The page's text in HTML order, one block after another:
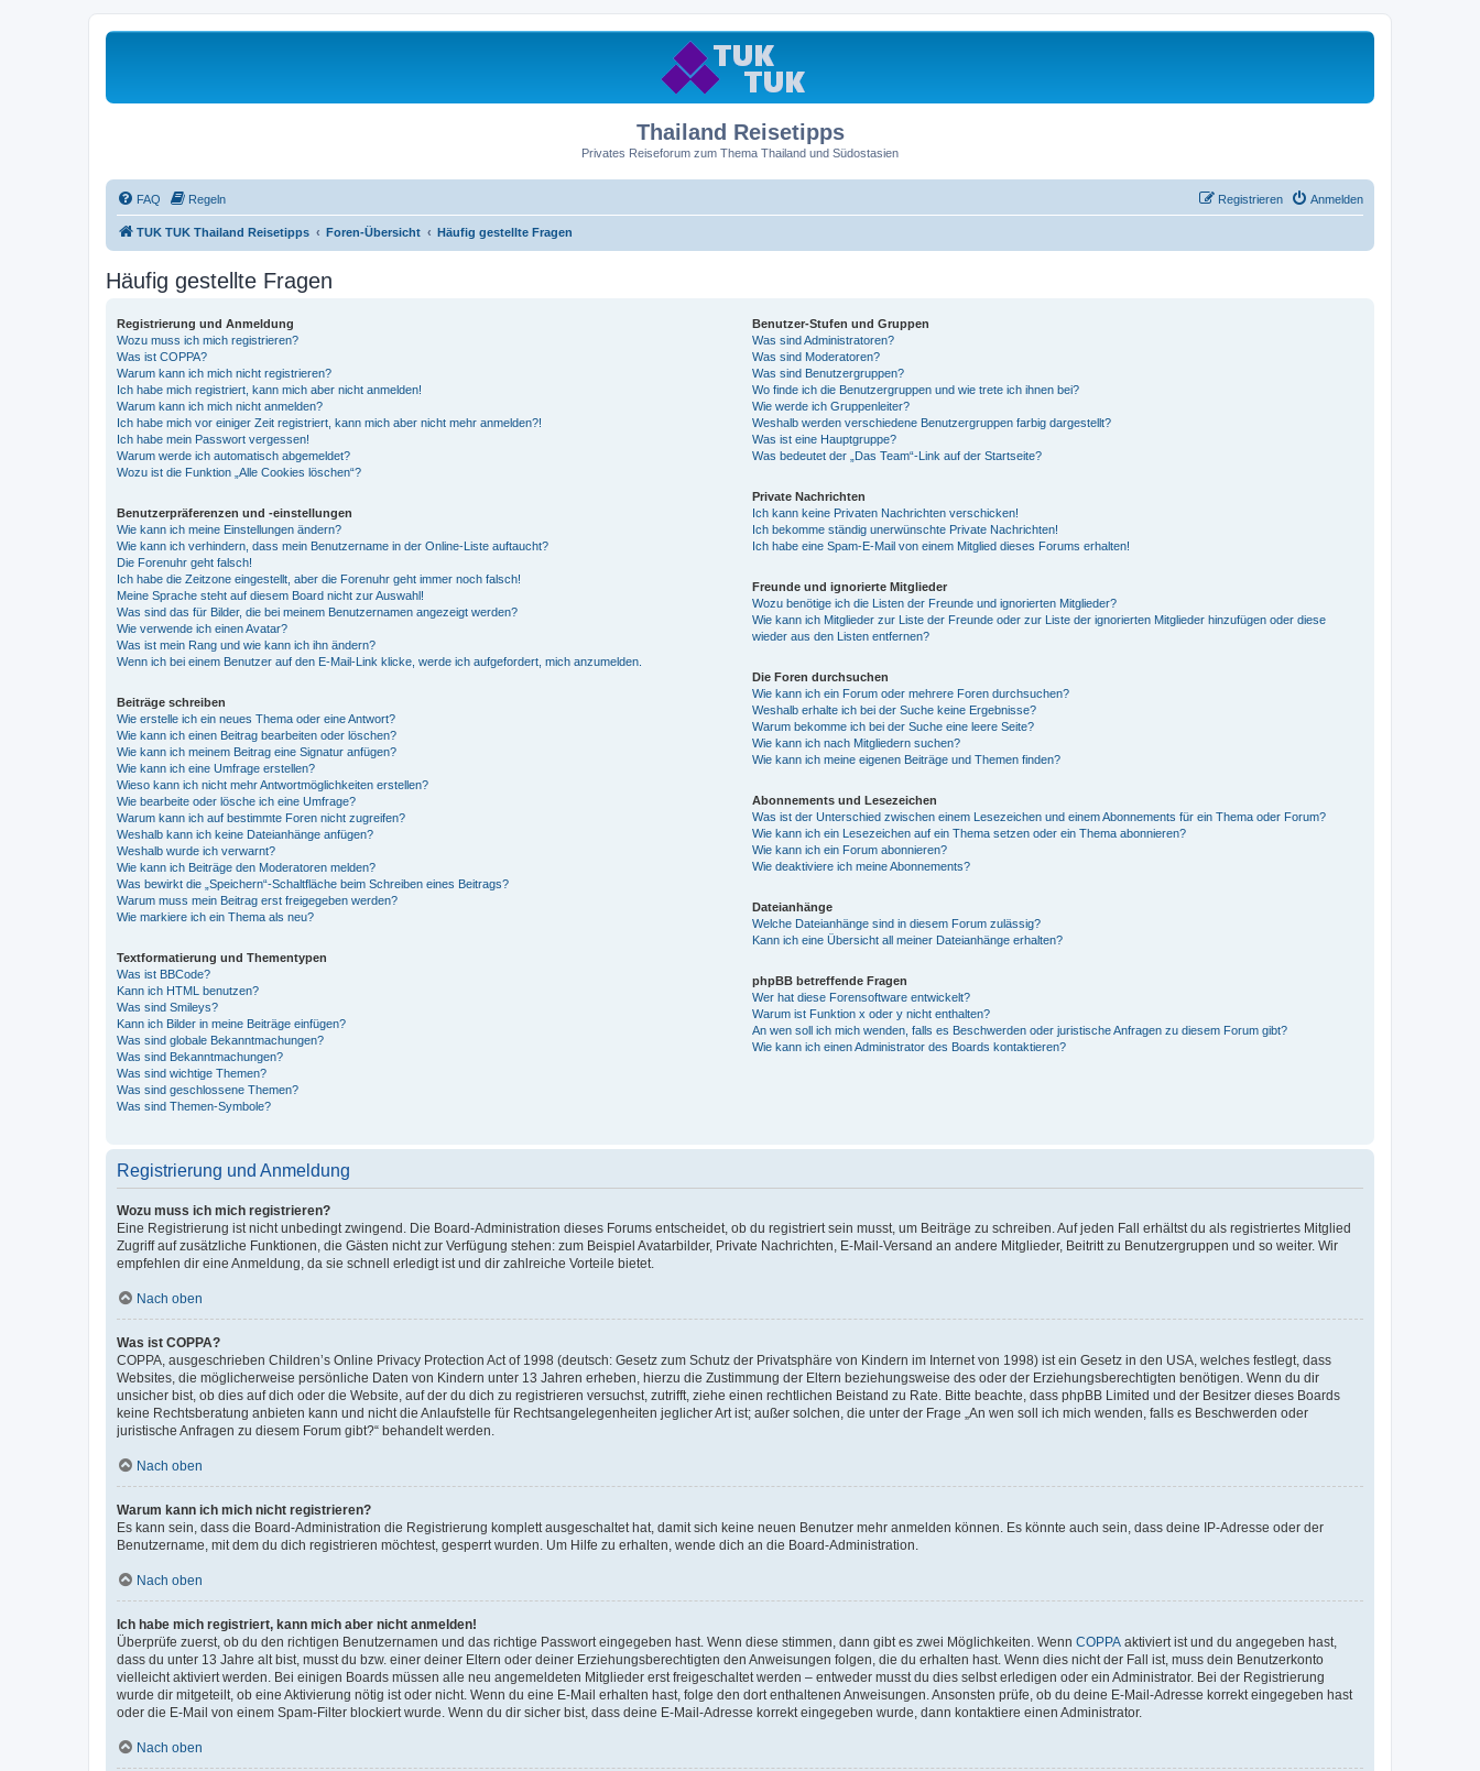
Thailand Reisetipps
Privates Reiseforum zum Thema Thailand und Südostasien
FAQ Regeln Anmelden
Registrieren
TUK TUK Thailand Reisetipps Foren-Übersicht Häufig gestellte Fragen
Häufig gestellte Fragen
Registrierung und Anmeldung
Wozu muss ich mich registrieren?
Was ist COPPA?
Warum kann ich mich nicht registrieren?
Ich habe mich registriert, kann mich aber nicht anmelden!
Warum kann ich mich nicht anmelden?
Ich habe mich vor einiger Zeit registriert, kann mich aber nicht mehr anmelden?!
Ich habe mein Passwort vergessen!
Warum werde ich automatisch abgemeldet?
Wozu ist die Funktion „Alle Cookies löschen“?
Benutzerpräferenzen und -einstellungen
Wie kann ich meine Einstellungen ändern?
Wie kann ich verhindern, dass mein Benutzername in der Online-Liste auftaucht?
Die Forenuhr geht falsch!
Ich habe die Zeitzone eingestellt, aber die Forenuhr geht immer noch falsch!
Meine Sprache steht auf diesem Board nicht zur Auswahl!
Was sind das für Bilder, die bei meinem Benutzernamen angezeigt werden?
Wie verwende ich einen Avatar?
Was ist mein Rang und wie kann ich ihn ändern?
Wenn ich bei einem Benutzer auf den E-Mail-Link klicke, werde ich aufgefordert, mich anzumelden.
Beiträge schreiben
Wie erstelle ich ein neues Thema oder eine Antwort?
Wie kann ich einen Beitrag bearbeiten oder löschen?
Wie kann ich meinem Beitrag eine Signatur anfügen?
Wie kann ich eine Umfrage erstellen?
Wieso kann ich nicht mehr Antwortmöglichkeiten erstellen?
Wie bearbeite oder lösche ich eine Umfrage?
Warum kann ich auf bestimmte Foren nicht zugreifen?
Weshalb kann ich keine Dateianhänge anfügen?
Weshalb wurde ich verwarnt?
Wie kann ich Beiträge den Moderatoren melden?
Was bewirkt die „Speichern“-Schaltfläche beim Schreiben eines Beitrags?
Warum muss mein Beitrag erst freigegeben werden?
Wie markiere ich ein Thema als neu?
Textformatierung und Thementypen
Was ist BBCode?
Kann ich HTML benutzen?
Was sind Smileys?
Kann ich Bilder in meine Beiträge einfügen?
Was sind globale Bekanntmachungen?
Was sind Bekanntmachungen?
Was sind wichtige Themen?
Was sind geschlossene Themen?
Was sind Themen-Symbole?
Benutzer-Stufen und Gruppen
Was sind Administratoren?
Was sind Moderatoren?
Was sind Benutzergruppen?
Wo finde ich die Benutzergruppen und wie trete ich ihnen bei?
Wie werde ich Gruppenleiter?
Weshalb werden verschiedene Benutzergruppen farbig dargestellt?
Was ist eine Hauptgruppe?
Was bedeutet der „Das Team“-Link auf der Startseite?
Private Nachrichten
Ich kann keine Privaten Nachrichten verschicken!
Ich bekomme ständig unerwünschte Private Nachrichten!
Ich habe eine Spam-E-Mail von einem Mitglied dieses Forums erhalten!
Freunde und ignorierte Mitglieder
Wozu benötige ich die Listen der Freunde und ignorierten Mitglieder?
Wie kann ich Mitglieder zur Liste der Freunde oder zur Liste der ignorierten Mitglieder hinzufügen oder diese
wieder aus den Listen entfernen?
Die Foren durchsuchen
Wie kann ich ein Forum oder mehrere Foren durchsuchen?
Weshalb erhalte ich bei der Suche keine Ergebnisse?
Warum bekomme ich bei der Suche eine leere Seite?
Wie kann ich nach Mitgliedern suchen?
Wie kann ich meine eigenen Beiträge und Themen finden?
Abonnements und Lesezeichen
Was ist der Unterschied zwischen einem Lesezeichen und einem Abonnements für ein Thema oder Forum?
Wie kann ich ein Lesezeichen auf ein Thema setzen oder ein Thema abonnieren?
Wie kann ich ein Forum abonnieren?
Wie deaktiviere ich meine Abonnements?
Dateianhänge
Welche Dateianhänge sind in diesem Forum zulässig?
Kann ich eine Übersicht all meiner Dateianhänge erhalten?
phpBB betreffende Fragen
Wer hat diese Forensoftware entwickelt?
Warum ist Funktion x oder y nicht enthalten?
An wen soll ich mich wenden, falls es Beschwerden oder juristische Anfragen zu diesem Forum gibt?
Wie kann ich einen Administrator des Boards kontaktieren?
Registrierung und Anmeldung
Wozu muss ich mich registrieren?
Eine Registrierung ist nicht unbedingt zwingend. Die Board-Administration dieses Forums entscheidet, ob du registriert sein musst, um Beiträge zu schreiben. Auf jeden Fall erhältst du als registriertes Mitglied
Zugriff auf zusätzliche Funktionen, die Gästen nicht zur Verfügung stehen: zum Beispiel Avatarbilder, Private Nachrichten, E-Mail-Versand an andere Mitglieder, Beitritt zu Benutzergruppen und so weiter. Wir
empfehlen dir eine Anmeldung, da sie schnell erledigt ist und dir zahlreiche Vorteile bietet.
Nach oben
Was ist COPPA?
COPPA, ausgeschrieben Children’s Online Privacy Protection Act of 1998 (deutsch: Gesetz zum Schutz der Privatsphäre von Kindern im Internet von 1998) ist ein Gesetz in den USA, welches festlegt, dass
Websites, die möglicherweise persönliche Daten von Kindern unter 13 Jahren erheben, hierzu die Zustimmung der Eltern beziehungsweise des oder der Erziehungsberechtigten benötigen. Wenn du dir
unsicher bist, ob dies auf dich oder die Website, auf der du dich zu registrieren versuchst, zutrifft, ziehe einen rechtlichen Beistand zu Rate. Bitte beachte, dass phpBB Limited und der Besitzer dieses Boards
keine Rechtsberatung anbieten kann und nicht die Anlaufstelle für Rechtsangelegenheiten jeglicher Art ist; außer solchen, die unter der Frage „An wen soll ich mich wenden, falls es Beschwerden oder
juristische Anfragen zu diesem Forum gibt?“ behandelt werden.
Nach oben
Warum kann ich mich nicht registrieren?
Es kann sein, dass die Board-Administration die Registrierung komplett ausgeschaltet hat, damit sich keine neuen Benutzer mehr anmelden können. Es könnte auch sein, dass deine IP-Adresse oder der
Benutzername, mit dem du dich registrieren möchtest, gesperrt wurden. Um Hilfe zu erhalten, wende dich an die Board-Administration.
Nach oben
Ich habe mich registriert, kann mich aber nicht anmelden!
Überprüfe zuerst, ob du den richtigen Benutzernamen und das richtige Passwort eingegeben hast. Wenn diese stimmen, dann gibt es zwei Möglichkeiten. Wenn COPPA aktiviert ist und du angegeben hast,
dass du unter 13 Jahre alt bist, musst du bzw. einer deiner Eltern oder deiner Erziehungsberechtigten den Anweisungen folgen, die du erhalten hast. Wenn dies nicht der Fall ist, muss dein Benutzerkonto
vielleicht aktiviert werden. Bei einigen Boards müssen alle neu angemeldeten Mitglieder erst freigeschaltet werden – entweder musst du dies selbst erledigen oder ein Administrator. Bei der Registrierung
wurde dir mitgeteilt, ob eine Aktivierung nötig ist oder nicht. Wenn du eine E-Mail erhalten hast, folge den dort enthaltenen Anweisungen. Ansonsten prüfe, ob du deine E-Mail-Adresse korrekt eingegeben hast
oder die E-Mail von einem Spam-Filter blockiert wurde. Wenn du dir sicher bist, dass deine E-Mail-Adresse korrekt eingegeben wurde, dann kontaktiere einen Administrator.
Nach oben